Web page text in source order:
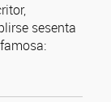
sesenta